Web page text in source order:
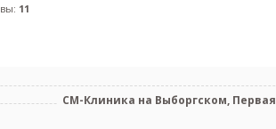
11
СМ-Клиника на Выборгском,